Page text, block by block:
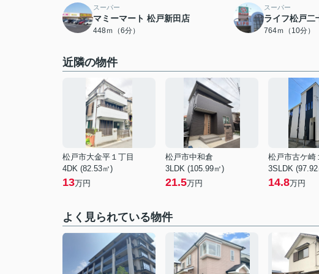
スーパー
マミーマート 松戸新田店
448ｍ（6分）
スーパー
ライフ松戸二
764ｍ（10分）
近隣の物件
松戸市大金平１丁目
4DK (82.53㎡)
13万円
松戸市中和倉
3LDK (105.99㎡)
21.5万円
松戸市古ケ崎
3SLDK
14.8万円
よく見られている物件